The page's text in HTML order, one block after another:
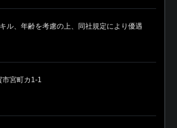
ル、年齢を考慮の上、同社規定により優遇
市宮町カ1-1